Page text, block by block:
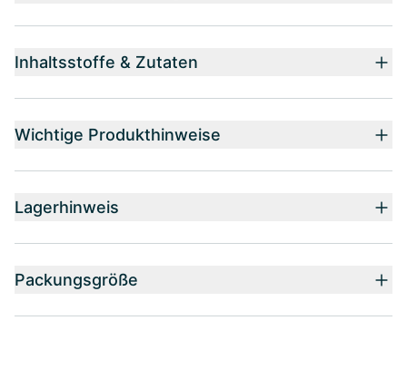
Inhaltsstoffe & Zutaten
Wichtige Produkthinweise
Lagerhinweis
Packungsgröße